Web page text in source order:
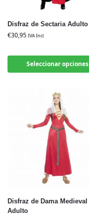
Disfraz de Sectaria Adulto
€30,95 IVA Incl.
Seleccionar opciones
Disfraz de Dama Medieval
Adulto